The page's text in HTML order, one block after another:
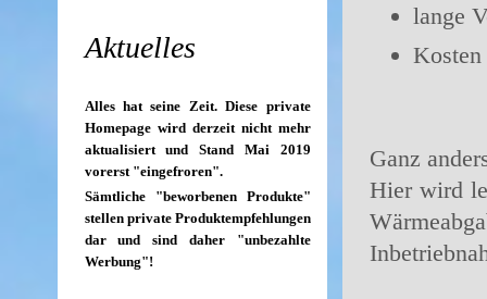
lange
Ganz
Hier wird
Aktuelles
Alles hat seine Zeit. Diese private
Homepage wird derzeit nicht mehr
aktualisiert und Stand Mai 2019
vorerst "eingefroren".
Sämtliche "beworbenen Produkte"
stellen private Produktempfehlungen
dar und sind daher "unbezahlte
Werbung"!